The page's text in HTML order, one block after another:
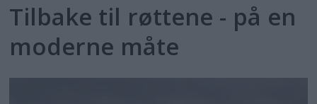
Tilbake til røttene - på en
moderne måte